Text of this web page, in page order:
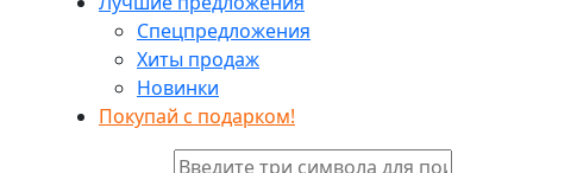
Спецпредложения
Хиты продаж
Новинки
Покупай с подарком!